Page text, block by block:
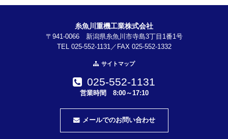
糸魚川重機工業株式会社
〒941-0066 新潟県糸魚川市寺島3丁目1番1号
TEL 025-552-1131／FAX 025-552-1332
サイトマップ
025-552-1131
営業時間 8:00～17:10
メールでのお問い合わせ